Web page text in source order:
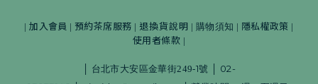
|加入會員 |預約茶席服務 | 退換貨說明 | 購物須知 | 隱私權政策 |
使用者條款 |
台北市大安區金華街249-1號
02-